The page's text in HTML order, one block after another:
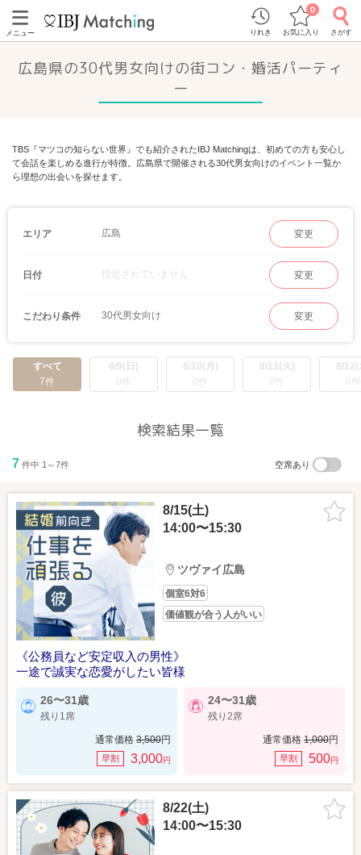
メニュー りれき お気に入り
0
さがす
広島県の30代男女向けの街コン・婚活パーティ
ー
TBS『マツコの知らない世界』でも紹介されたIBJ Matchingは、初めての方も安心し
て会話を楽しめる進行が特徴。広島県で開催される30代男女向けのイベント一覧か
ら理想の出会いを探せます。
エリア 広島 変更
日付 指定されていません 変更
こだわり条件 30代男女向け 変更
すべて
7件
8/9(日)
0件
8/10(月)
0件
8/11(火)
0件
8/12(
0件
検索結果一覧
7 件中 1～7件 空席あり
8/15(土)
14:00〜15:30
ツヴァイ広島
個室6対6
価値観が合う人がいい
《公務員など安定収入の男性》
一途で誠実な恋愛がしたい皆様
26〜31歳
残り1席
通常価格 3,500円
早割 3,000円
24〜31歳
残り2席
通常価格 1,000円
早割 500円
8/22(土)
14:00〜15:30